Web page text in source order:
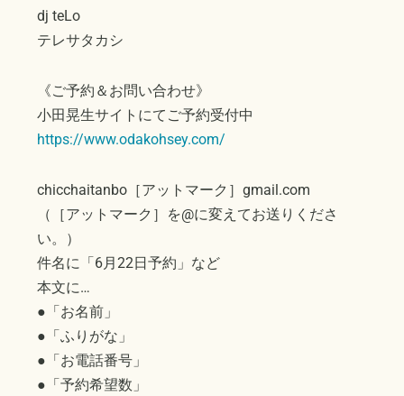
dj teLo
テレサタカシ
《ご予約＆お問い合わせ》
小田晃生サイトにてご予約受付中
https://www.odakohsey.com/
chicchaitanbo［アットマーク］gmail.com
（［アットマーク］を@に変えてお送りくださ
い。）
件名に「6月22日予約」など
本文に…
●「お名前」
●「ふりがな」
●「お電話番号」
●「予約希望数」